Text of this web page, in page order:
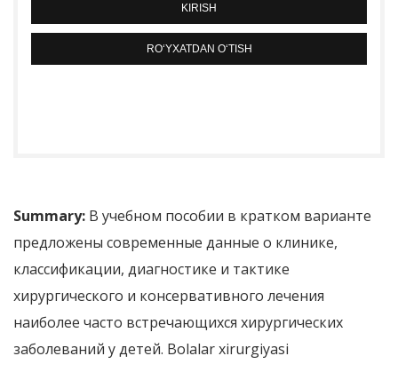
KIRISH
RO‘YXATDAN O‘TISH
Summary: В учебном пособии в кратком варианте
предложены современные данные о клинике,
классификации, диагностике и тактике
хирургического и консервативного лечения
наиболее часто встречающихся хирургических
заболеваний у детей. Bolalar xirurgiyasi